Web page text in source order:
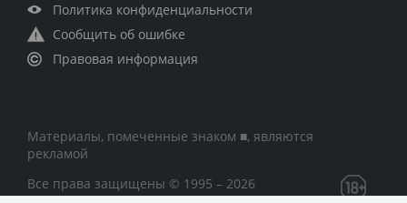
Политика конфиденциальности
Сообщить об ошибке
Правовая информация
Материалы, помеченные знаком ■, являются
рекламой
Все права защищены © 1995 – 2026